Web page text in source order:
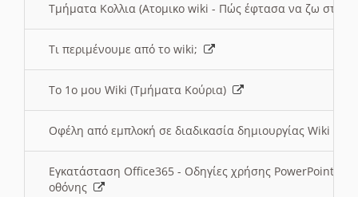
Τμήματα Κολλια (Ατομικο wiki - Πώς έφτασα να ζω στην
Τι περιμένουμε από το wiki;
Το 1ο μου Wiki (Τμήματα Κούρια)
Οφέλη από εμπλοκή σε διαδικασία δημιουργίας Wiki
Εγκατάσταση Office365 - Οδηγίες χρήσης PowerPoint
οθόνης